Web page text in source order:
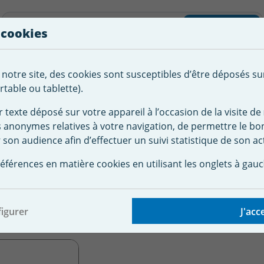
de Robot
Piscine
Chauffage & Couverture Autour de la
piscine
Bonde de fond
liners et préfabriqués - Astralpool
Ø 200 mm avec
-
site, des cookies sont susceptibles d’être déposés
ou tablette).
texte déposé sur votre appareil à l’occasion de la visite
relatives à votre navigation, de permettre le
audience afin d’effectuer un suivi statistique de son
en matière cookies en utilisant les onglets à